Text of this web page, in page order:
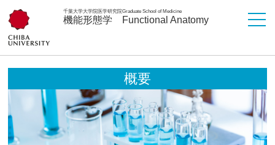
千葉大学大学院医学研究院
機能形態学
Graduate School of Medicine
Functional Anatomy
概要